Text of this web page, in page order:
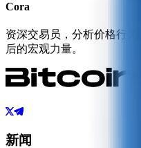
Cora
资深交易员，分析价格行
后的宏观力量。
新闻